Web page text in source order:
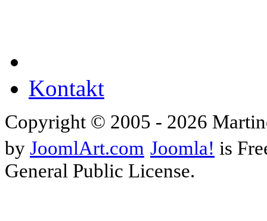
Kontakt
Copyright © 2005 - 2026
by JoomlArt.com Joomla! is
General Public License.